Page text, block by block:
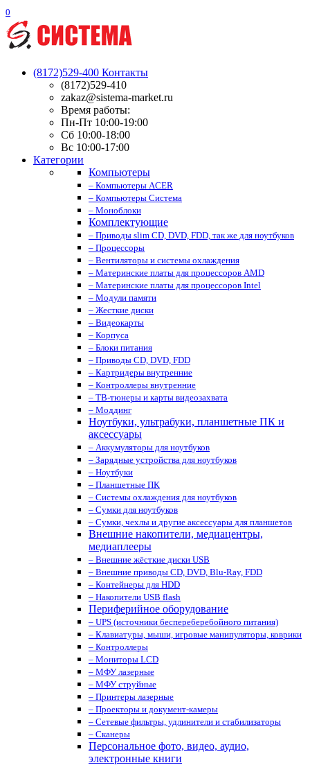
0
(8172)529-400 Контакты
(8172)529-410
zakaz@sistema-market.ru
Время работы:
Пн-Пт 10:00-19:00
Сб 10:00-18:00
Вс 10:00-17:00
Категории
Компьютеры
– Компьютеры ACER
– Компьютеры Система
– Моноблоки
Комплектующие
– Приводы slim CD, DVD, FDD, так же для ноутбуков
– Процессоры
– Вентиляторы и системы охлаждения
– Материнские платы для процессоров AMD
– Материнские платы для процессоров Intel
– Модули памяти
– Жесткие диски
– Видеокарты
– Корпуса
– Блоки питания
– Приводы CD, DVD, FDD
– Картридеры внутренние
– Контроллеры внутренние
– ТВ-тюнеры и карты видеозахвата
– Моддинг
Ноутбуки, ультрабуки, планшетные ПК и
аксессуары
– Аккумуляторы для ноутбуков
– Зарядные устройства для ноутбуков
– Ноутбуки
– Планшетные ПК
– Системы охлаждения для ноутбуков
– Сумки для ноутбуков
– Сумки, чехлы и другие аксессуары для планшетов
Внешние накопители, медиацентры,
медиаплееры
– Внешние жёсткие диски USB
– Внешние приводы CD, DVD, Blu-Ray, FDD
– Контейнеры для HDD
– Накопители USB flash
Периферийное оборудование
– UPS (источники беспереберебойного питания)
– Клавиатуры, мыши, игровые манипуляторы, коврики
– Контроллеры
– Мониторы LCD
– МФУ лазерные
– МФУ струйные
– Принтеры лазерные
– Проекторы и документ-камеры
– Сетевые фильтры, удлинители и стабилизаторы
– Сканеры
Персональное фото, видео, аудио,
электронные книги